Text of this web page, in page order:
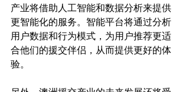
产业将借助人工智能和数据分析来提供
更智能化的服务。智能平台将通过分析
用户数据和行为模式，为用户推荐更适
合他们的援交伴侣，从而提供更好的体
验。